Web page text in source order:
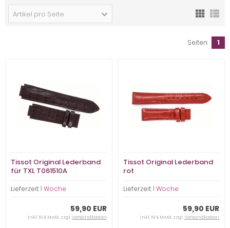
Artikel pro Seite
Seiten: 1
Tissot Original Lederband
für TXL T061510A
Lieferzeit:1 Woche
59,90 EUR
inkl. 19 % MwSt. zzgl.Versandkosten
Tissot Original Lederband
rot
Lieferzeit:1 Woche
59,90 EUR
inkl. 19 % MwSt. zzgl.Versandkosten